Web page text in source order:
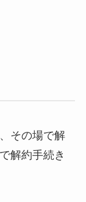
その場で解
解約手続き